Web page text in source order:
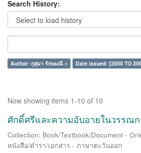
Search History:
Author: กุสุมา รักษมณี × Date issued: [2000 TO
Now showing items 1-10 of 10
ศักดิ์ศรีและความอับอายในวรรณ
Collection: Book/Textbook/Document -
หนังสือ/ตำรา/เอกสาร - ภาษาตะวันออก